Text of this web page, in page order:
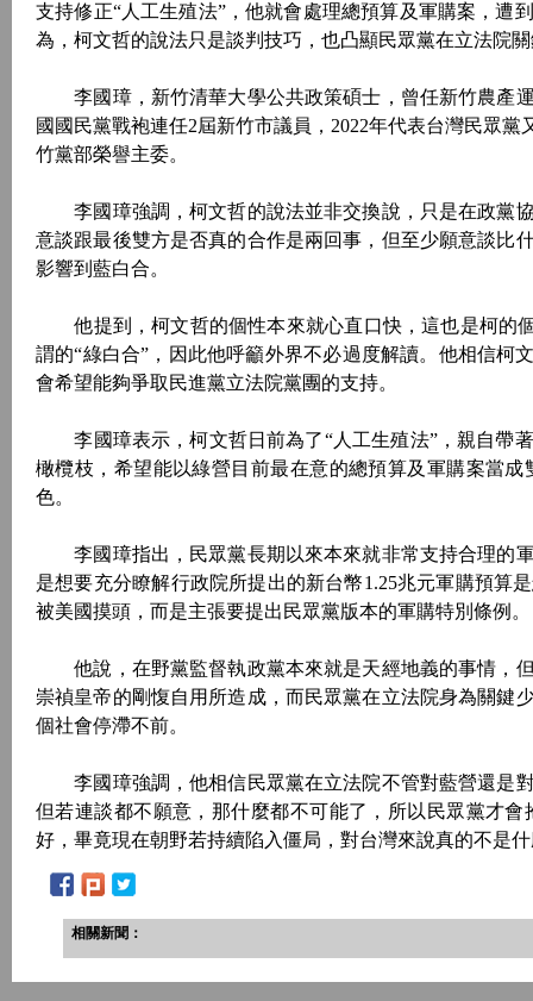
支持修正“人工生殖法”，他就會處理總預算及軍購案，遭
為，柯文哲的說法只是談判技巧，也凸顯民眾黨在立法院
李國璋，新竹清華大學公共政策碩士，曾任新竹農產運
國國民黨戰袍連任2屆新竹市議員，2022年代表台灣民眾
竹黨部榮譽主委。
李國璋強調，柯文哲的說法並非交換說，只是在政黨
意談跟最後雙方是否真的合作是兩回事，但至少願意談比
影響到藍白合。
他提到，柯文哲的個性本來就心直口快，這也是柯的個
謂的“綠白合”，因此他呼籲外界不必過度解讀。他相信柯
會希望能夠爭取民進黨立法院黨團的支持。
李國璋表示，柯文哲日前為了“人工生殖法”，親自帶
橄欖枝，希望能以綠營目前最在意的總預算及軍購案當
色。
李國璋指出，民眾黨長期以來本來就非常支持合理的
是想要充分瞭解行政院所提出的新台幣1.25兆元軍購預算
被美國摸頭，而是主張要提出民眾黨版本的軍購特別條例。
他說，在野黨監督執政黨本來就是天經地義的事情，
崇禎皇帝的剛愎自用所造成，而民眾黨在立法院身為關鍵
個社會停滯不前。
李國璋強調，他相信民眾黨在立法院不管對藍營還是
但若連談都不願意，那什麼都不可能了，所以民眾黨才
好，畢竟現在朝野若持續陷入僵局，對台灣來說真的不是
相關新聞：